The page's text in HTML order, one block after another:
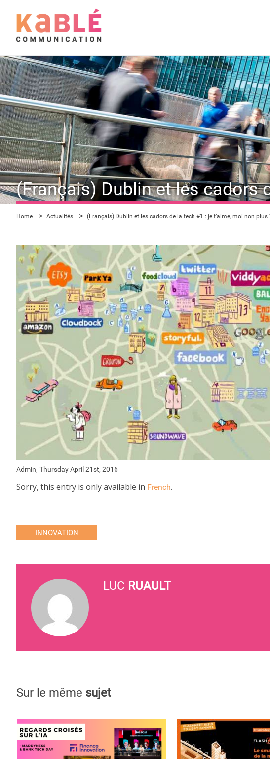
(Français) Dublin et les cadors
Home Actualités (Français) Dublin et les cadors de la tech #1 : je t’aime, moi non plus
Admin, Thursday April 21st, 2016
Sorry, this entry is only available in French.
INNOVATION
LUC RUAULT
Sur le même sujet